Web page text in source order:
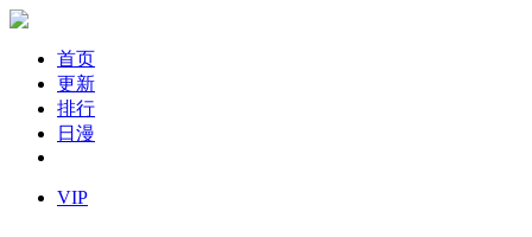
首页
更新
排行
日漫
VIP